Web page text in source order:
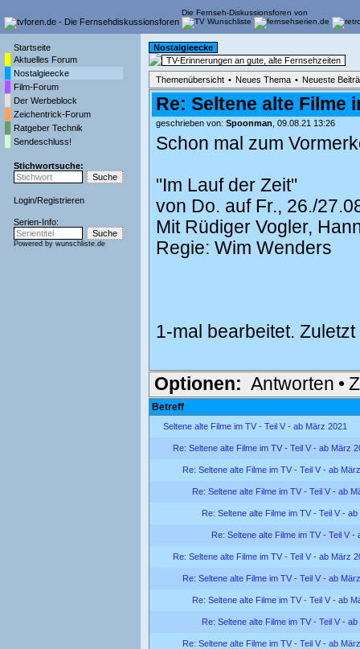
Die Fernseh-Diskussionsforen von
Startseite
Aktuelles Forum
Nostalgieecke
Film-Forum
Der Werbeblock
Zeichentrick-Forum
Ratgeber Technik
Sendeschluss!
Stichwortsuche:
Login/Registrieren
Serien-Info:
Powered by wunschliste.de
Nostalgieecke
TV-Erinnerungen an gute, alte Fernsehzeiten
Themenübersicht • Neues Thema • Neueste
Re: Seltene alte Filme
geschrieben von: Spoonman , 09.08.21 13:26
Schon mal zum
"Im Lauf der Zeit"
von Do. auf Fr., 26./
Mit Rüdiger Vogler,
Regie: Wim Wenders
1-mal bearbeitet.
Optionen: Antworten •
Betreff
Seltene alte Filme im TV - Teil V - ab März 2021
Re: Seltene alte Filme im TV - Teil V - ab März
Re: Seltene alte Filme im TV - Teil V - ab
Re: Seltene alte Filme im TV - Teil V - ab
Re: Seltene alte Filme im TV - Teil V -
Re: Seltene alte Filme im TV - Teil V -
Re: Seltene alte Filme im TV - Teil V - ab März
Re: Seltene alte Filme im TV - Teil V - ab
Re: Seltene alte Filme im TV - Teil V - ab
Re: Seltene alte Filme im TV - Teil V -
Re: Seltene alte Filme im TV - Teil V - ab